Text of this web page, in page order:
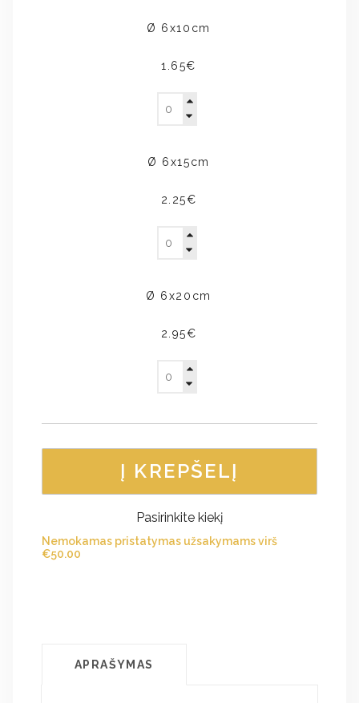
Ø 6x10cm
1.65€
Ø 6x15cm
2.25€
Ø 6x20cm
2.95€
Į KREPŠELĮ
Nemokamas pristatymas užsakymams virš
€50.00
Pasirinkite kiekį
APRAŠYMAS